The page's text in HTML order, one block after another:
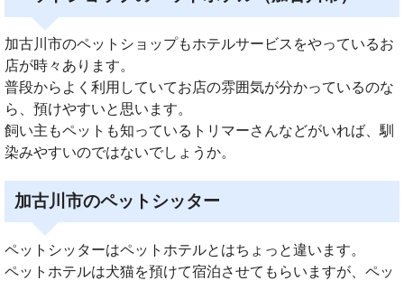
加古川市のペットショップもホテルサービスをやっているお
店が時々あります。
普段からよく利用していてお店の雰囲気が分かっているのな
ら、預けやすいと思います。
飼い主もペットも知っているトリマーさんなどがいれば、馴
染みやすいのではないでしょうか。
加古川市のペットシッター
ペットシッターはペットホテルとはちょっと違います。
ペットホテルは犬猫を預けて宿泊させてもらいますが、ペッ